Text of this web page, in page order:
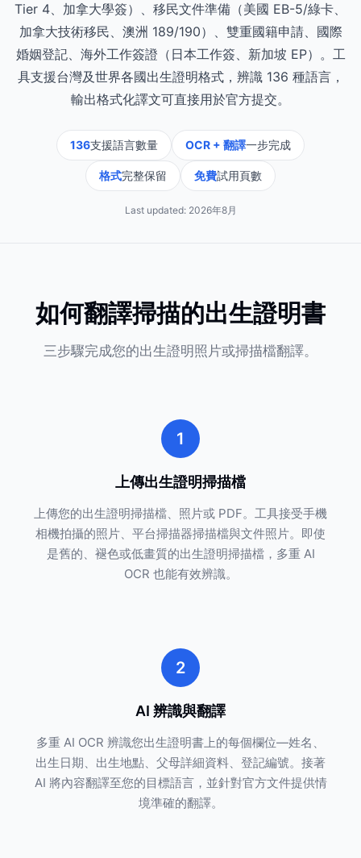
Tier 4、加拿大學簽）、移民文件準備（美國 EB-5/綠卡、
加拿大技術移民、澳洲 189/190）、雙重國籍申請、國際
婚姻登記、海外工作簽證（日本工作簽、新加坡 EP）。工
具支援台灣及世界各國出生證明格式，辨識 136 種語言，
輸出格式化譯文可直接用於官方提交。
136支援語言數量 OCR + 翻譯一步完成
格式完整保留 免費試用頁數
Last updated: 2026年8月
如何翻譯掃描的出生證明書
三步驟完成您的出生證明照片或掃描檔翻譯。
1
上傳出生證明掃描檔
上傳您的出生證明掃描檔、照片或 PDF。工具接受手機
相機拍攝的照片、平台掃描器掃描檔與文件照片。即使
是舊的、褪色或低畫質的出生證明掃描檔，多重 AI
OCR 也能有效辨識。
2
AI 辨識與翻譯
多重 AI OCR 辨識您出生證明書上的每個欄位—姓名、
出生日期、出生地點、父母詳細資料、登記編號。接著
AI 將內容翻譯至您的目標語言，並針對官方文件提供情
境準確的翻譯。